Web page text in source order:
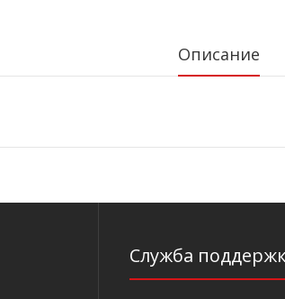
Описание
Служба